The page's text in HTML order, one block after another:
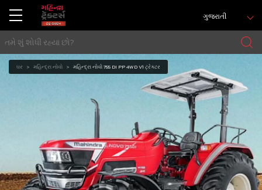
ગુજરાતી
ઘર મહિન્દ્રા નોવો મહિન્દ્રા નોવો 755 DI PP 4WD V1 ટ્રેક્ટર